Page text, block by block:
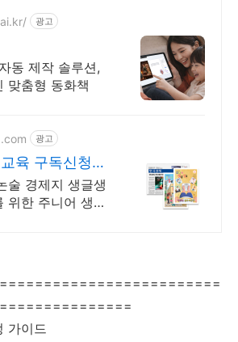
광고
동 제작 솔루션,
맞춤형 동화책
광고
육 구독신청
독자
술 경제지 생글생
위한 주니어 생글
가이드